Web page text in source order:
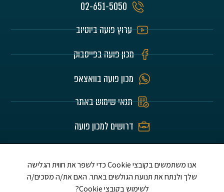
02-651-5050
ערוץ פועה ביוטיוב
מכון פועה בפייסבוק
מכון פועה בוואצאפ
תנאי שימוש באתר
דרושים למכון פועה
ז"ל ושלום אברדם ז"ל ת.נ.צ.ב.ה.אנו משתמשים בקובצי Cookie כדי לשפר את חווית הגלישה
שלך ולנתח את תנועת הגולשים באתר. האם את/ה מסכים/ה
לשימוש בקובצי Cookie?